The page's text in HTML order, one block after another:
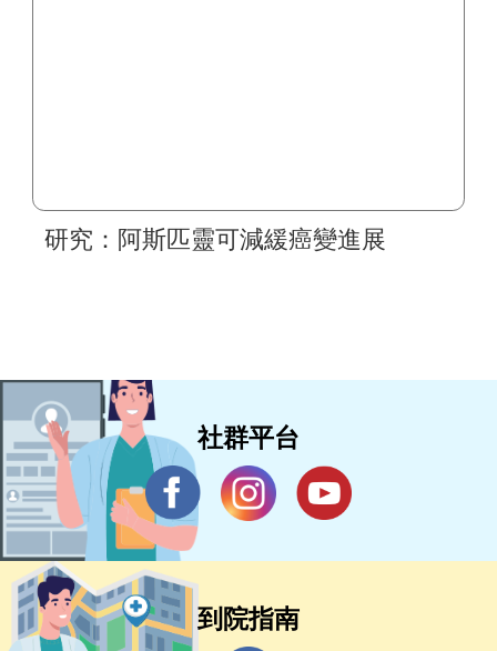
研究：阿斯匹靈可減緩癌變進展
社群平台
到院指南